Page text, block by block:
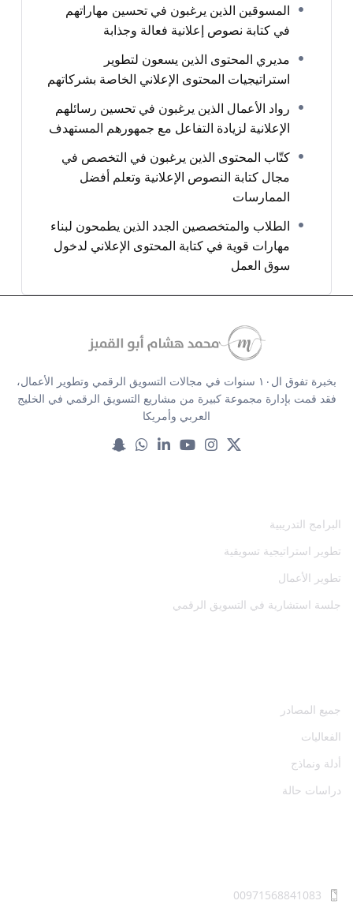
المسوقين الذين يرغبون في تحسين مهاراتهم
في كتابة نصوص إعلانية فعالة وجذابة
مديري المحتوى الذين يسعون لتطوير
استراتيجيات المحتوى الإعلاني الخاصة بشركاتهم
رواد الأعمال الذين يرغبون في تحسين رسائلهم
الإعلانية لزيادة التفاعل مع جمهورهم المستهدف
كتّاب المحتوى الذين يرغبون في التخصص في
مجال كتابة النصوص الإعلانية وتعلم أفضل
الممارسات
الطلاب والمتخصصين الجدد الذين يطمحون لبناء
مهارات قوية في كتابة المحتوى الإعلاني لدخول
سوق العمل
بخبرة تفوق ال١٠ سنوات في مجالات التسويق الرقمي وتطوير الأعمال،
فقد قمت بإدارة مجموعة كبيرة من مشاريع التسويق الرقمي في الخليج
العربي وأمريكا
البرامج التدريبية
تطوير استراتيجية تسويقية
تطوير الأعمال
جلسة استشارية في التسويق الرقمي
جميع المصادر
الفعاليات
أدلة ونماذج
دراسات حالة
00971568841083